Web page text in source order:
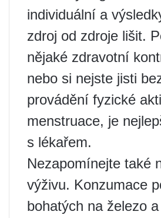
individuální a
zdroj od zdroje lišit.
nějaké zdravotní
nebo si nejste jisti
provádění fyzické
menstruace, je
s lékařem.
Nezapomínejte také
výživu. Konzumace
bohatých na železo